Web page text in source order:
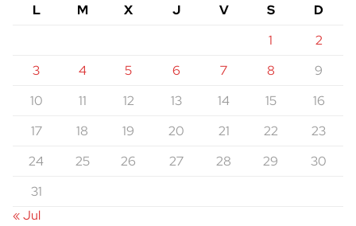
L
M X J V S
D
1
2
3
4 5 6 7 8
9
10
11 12 13 14 15
16
17
18 19 20 21 22
23
24
25 26 27 28 29
30
31
« Jul